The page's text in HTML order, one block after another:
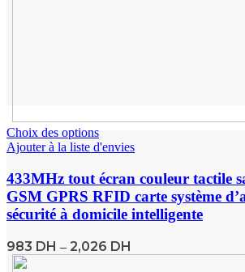
Choix des options
Ajouter à la liste d'envies
433MHz tout écran couleur tactile
GSM GPRS RFID carte système
sécurité à domicile intelligente
983 DH – 2,026 DH